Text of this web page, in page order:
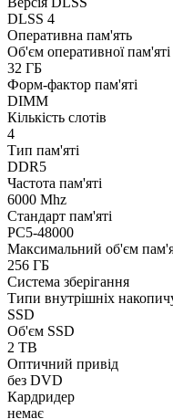
DLSS 4
Оперативна пам'ять
Об'єм оперативної пам'яті
32 ГБ
Форм-фактор пам'яті
DIMM
Кількість слотів
4
Тип пам'яті
DDR5
Частота пам'яті
6000 Mhz
Стандарт пам'яті
PC5-48000
Максимальний об'єм
256 ГБ
Система зберігання
Типи внутрішніх
SSD
Об'єм SSD
2 TB
Оптичний привід
без DVD
Кардридер
немає